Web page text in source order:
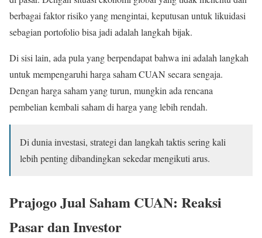
berbagai faktor risiko yang mengintai, keputusan untuk likuidasi
sebagian portofolio bisa jadi adalah langkah bijak.
Di sisi lain, ada pula yang berpendapat bahwa ini adalah langkah
untuk mempengaruhi harga saham CUAN secara sengaja.
Dengan harga saham yang turun, mungkin ada rencana
pembelian kembali saham di harga yang lebih rendah.
Di dunia investasi, strategi dan langkah taktis sering kali
lebih penting dibandingkan sekedar mengikuti arus.
Prajogo Jual Saham CUAN: Reaksi
Pasar dan Investor